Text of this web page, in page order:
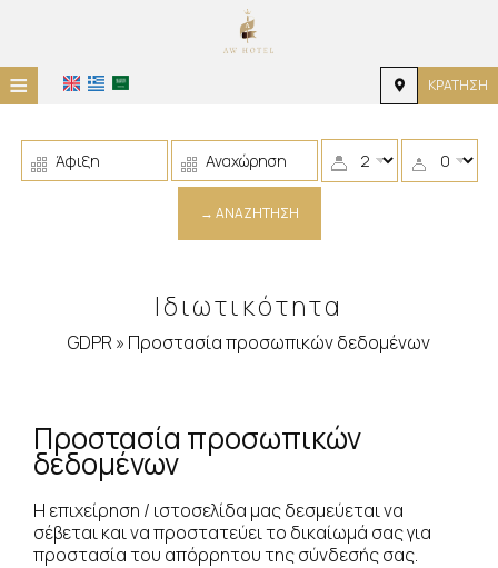
≡ ΚΡΆΤΗΣΗ
ΤΟΠΟΘΕΣΊΑ
ΔΙΑΜΟΝΉ
ΦΩΤΟΓΡΑΦΊΕΣ
ΕΠΙΚΟΙΝΩΝΊΑ
→ ΑΝΑΖΉΤΗΣΗ
Ιδιωτικότητα
GDPR » Προστασία προσωπικών δεδομένων
Προστασία προσωπικών
δεδομένων
Η επιχείρηση / ιστοσελίδα μας δεσμεύεται να
σέβεται και να προστατεύει το δικαίωμά σας για
προστασία του απόρρητου της σύνδεσής σας.